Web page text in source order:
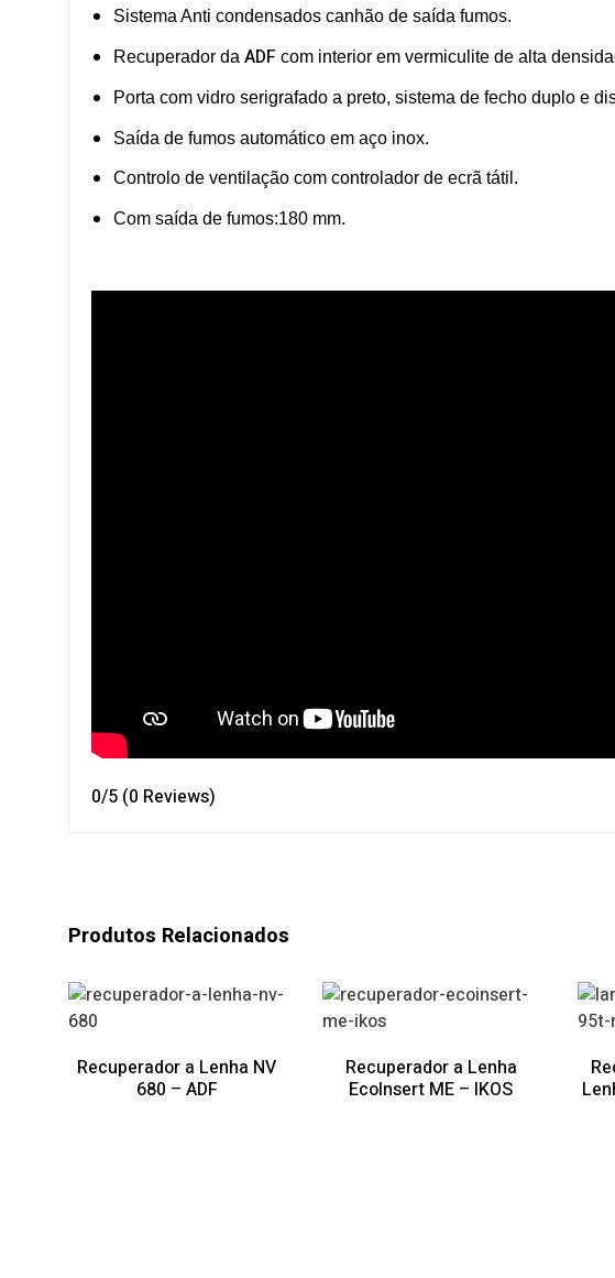
Sistema Anti condensados canhão de saída fumos.
Recuperador da ADF com interior em vermiculite de alta
Porta com vidro serigrafado a preto, sistema de fecho duplo e
Saída de fumos automático em aço inox.
Controlo de ventilação com controlador de ecrã tátil.
Com saída de fumos:180 mm.
0/5 (0 Reviews)
Produtos Relacionados
Recuperador a Lenha NV
680 – ADF
Recuperador a Lenha
EcoInsert ME – IKOS